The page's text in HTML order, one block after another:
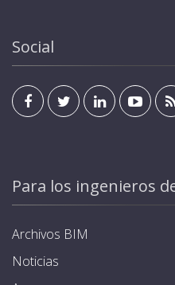
Social
Para los ingenieros
Archivos BIM
Noticias